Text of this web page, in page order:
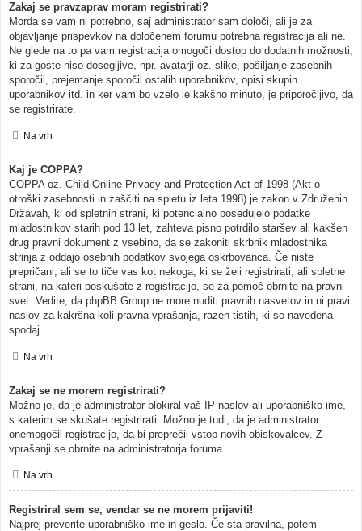
Zakaj se pravzaprav moram registrirati?
Morda se vam ni potrebno, saj administrator sam določi, ali je za
objavljanje prispevkov na določenem forumu potrebna registracija ali ne.
Ne glede na to pa vam registracija omogoči dostop do dodatnih možnosti,
ki za goste niso dosegljive, npr. avatarji oz. slike, pošiljanje zasebnih
sporočil, prejemanje sporočil ostalih uporabnikov, opisi skupin
uporabnikov itd. in ker vam bo vzelo le kakšno minuto, je priporočljivo, da
se registrirate.
Na vrh
Kaj je COPPA?
COPPA oz. Child Online Privacy and Protection Act of 1998 (Akt o
otroški zasebnosti in zaščiti na spletu iz leta 1998) je zakon v Združenih
Državah, ki od spletnih strani, ki potencialno posedujejo podatke
mladostnikov starih pod 13 let, zahteva pisno potrdilo staršev ali kakšen
drug pravni dokument z vsebino, da se zakoniti skrbnik mladostnika
strinja z oddajo osebnih podatkov svojega oskrbovanca. Če niste
prepričani, ali se to tiče vas kot nekoga, ki se želi registrirati, ali spletne
strani, na kateri poskušate z registracijo, se za pomoč obrnite na pravni
svet. Vedite, da phpBB Group ne more nuditi pravnih nasvetov in ni pravi
naslov za kakršna koli pravna vprašanja, razen tistih, ki so navedena
spodaj..
Na vrh
Zakaj se ne morem registrirati?
Možno je, da je administrator blokiral vaš IP naslov ali uporabniško ime,
s katerim se skušate registrirati. Možno je tudi, da je administrator
onemogočil registracijo, da bi preprečil vstop novih obiskovalcev. Z
vprašanji se obrnite na administratorja foruma.
Na vrh
Registriral sem se, vendar se ne morem prijaviti!
Najprej preverite uporabniško ime in geslo. Če sta pravilna, potem